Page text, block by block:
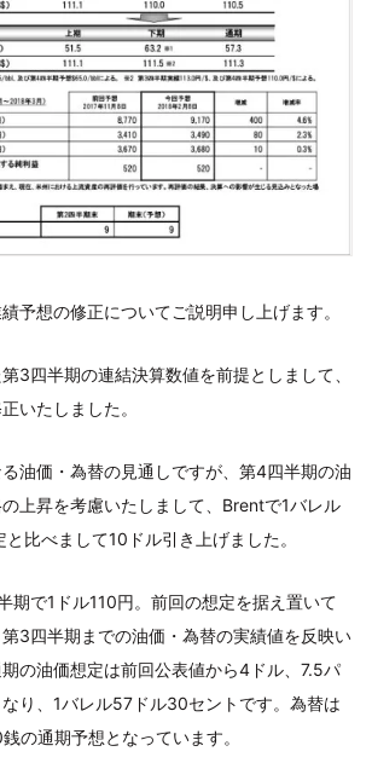
予想の修正についてご説明申し上げます。
3四半期の連結決算数値を前提としまして、
いたしました。
油価・為替の見通しですが、第4四半期の油
上昇を考慮いたしまして、Brentで1バレル
比べまして10ドル引き上げました。
期で1ドル110円。前回の想定を据え置いて
3四半期までの油価・為替の実績値を反映い
の油価想定は前回公表値から4ドル、7.5パ
り、1バレル57ドル30セントです。為替は
の通期予想となっています。